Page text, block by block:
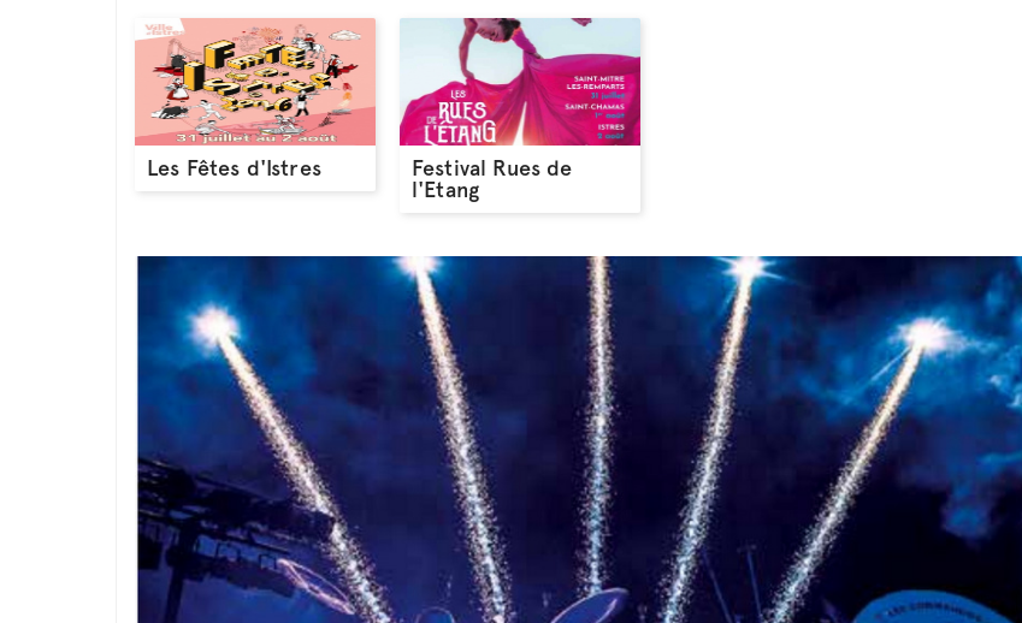
Les Fêtes d'Istres
Festival Rues de
l'Etang